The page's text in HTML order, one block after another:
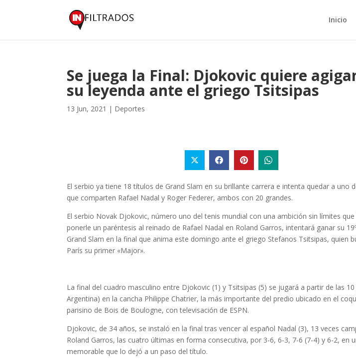
Inicio
Se juega la Final: Djokovic quiere
su leyenda ante el griego Tsitsipas
13 Jun, 2021 | Deportes
El serbio ya tiene 18 títulos de Grand Slam en su brillante carrera e intenta quedar a uno
que comparten Rafael Nadal y Roger Federer, ambos con 20 grandes.
El serbio Novak Djokovic, número uno del tenis mundial con una ambición sin límites
ponerle un paréntesis al reinado de Rafael Nadal en Roland Garros, intentará ganar su
Grand Slam en la final que anima este domingo ante el griego Stefanos Tsitsipas, quien
París su primer «Major».
La final del cuadro masculino entre Djokovic (1) y Tsitsipas (5) se jugará a partir de las
Argentina) en la cancha Philippe Chatrier, la más importante del predio ubicado en el
parisino de Bois de Boulogne, con televisación de ESPN.
Djokovic, de 34 años, se instaló en la final tras vencer al español Nadal (3), 13 veces
Roland Garros, las cuatro últimas en forma consecutiva, por 3-6, 6-3, 7-6 (7-4) y 6-2, en
memorable que lo dejó a un paso del título.